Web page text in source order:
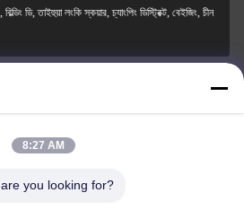
ডি, তাইহুয়া লংকি স্কয়ার, চ্যাংপিং ডিস্ট্রিক্ট, বেইজিং, চীন
8:27 AM
you looking for?